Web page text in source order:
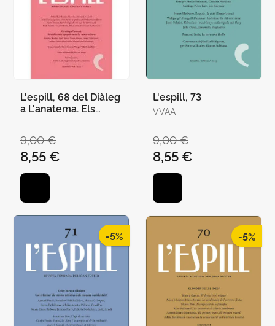
L'espill, 68 del Diàleg
a L'anatema. Els
«Altres» Culture
9,00 €
8,55 €
L'espill, 73
VVAA
9,00 €
8,55 €
-5% -5%